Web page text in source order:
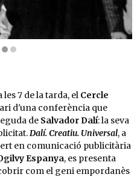
7 de la tarda, el Cercle
d'una conferència que
de Salvador Dalí: la seva
Dalí. Creatiu. Universal, a
en comunicació publicitària
Espanya, es presenta
com el geni empordanès